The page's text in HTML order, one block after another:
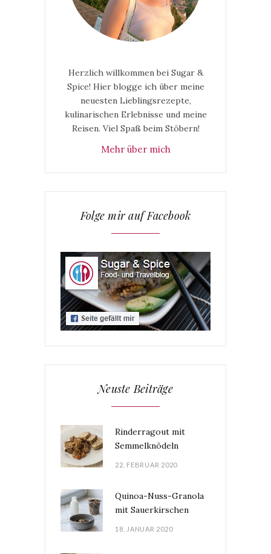
Herzlich willkommen bei Sugar &
Spice! Hier blogge ich über meine
neuesten Lieblingsrezepte,
kulinarischen Erlebnisse und meine
Reisen. Viel Spaß beim Stöbern!
Mehr über mich
Folge mir auf Facebook
Neuste Beiträge
Rinderragout mit
Semmelknödeln
22. FEBRUAR 2020
Quinoa-Nuss-Granola
mit Sauerkirschen
18. JANUAR 2020